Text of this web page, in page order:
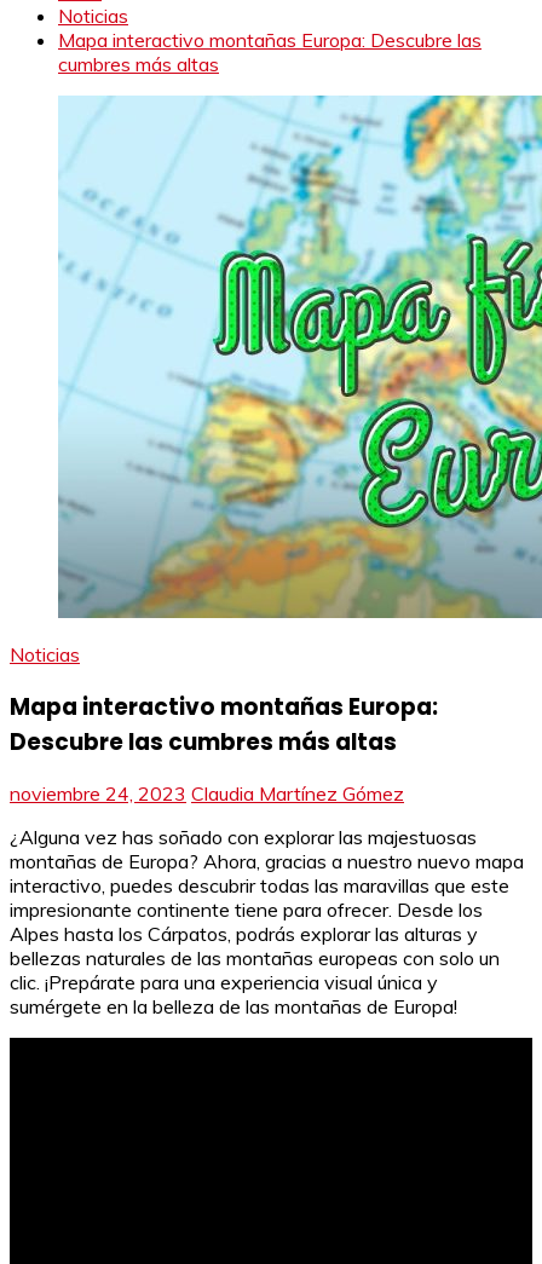
Noticias
Mapa interactivo montañas Europa: Descubre las
cumbres más altas
Noticias
Mapa interactivo montañas Europa:
Descubre las cumbres más altas
noviembre 24, 2023 Claudia Martínez Gómez
¿Alguna vez has soñado con explorar las majestuosas
montañas de Europa? Ahora, gracias a nuestro nuevo mapa
interactivo, puedes descubrir todas las maravillas que este
impresionante continente tiene para ofrecer. Desde los
Alpes hasta los Cárpatos, podrás explorar las alturas y
bellezas naturales de las montañas europeas con solo un
clic. ¡Prepárate para una experiencia visual única y
sumérgete en la belleza de las montañas de Europa!